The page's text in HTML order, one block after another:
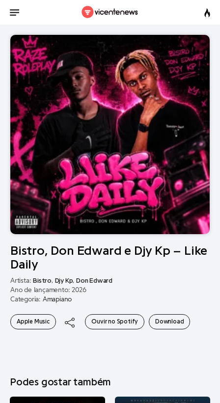
Bistro, Don Edward e Djy Kp – Like
Daily
Artista: Bistro, Djy Kp, Don Edward
Ano de lançamento: 2026
Categoria: Amapiano
Apple Music Ouvir no Spotify Download
Podes gostar também